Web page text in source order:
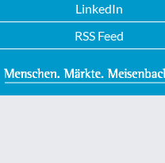
LinkedIn
RSS Feed